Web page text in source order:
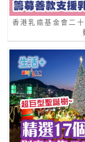
香港乳癌基金會二